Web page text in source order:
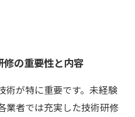
の重要性と内容
術が特に重要です。未経験
業者では充実した技術研修